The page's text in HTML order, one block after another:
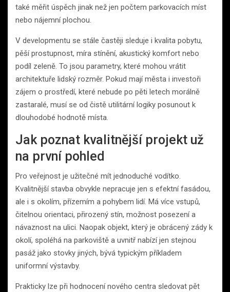
také měřit úspěch jinak než jen počtem parkovacích míst
nebo nájemní plochou.
V developmentu se stále častěji sleduje i kvalita pobytu,
pěší prostupnost, míra stínění, akustický komfort nebo
podíl zeleně. To jsou parametry, které mohou vrátit
architektuře lidský rozměr. Pokud mají města i investoři
zájem o prostředí, které nebude po pěti letech morálně
zastaralé, musí se od čistě utilitární logiky posunout k
dlouhodobé hodnotě místa.
Jak poznat kvalitnější projekt už
na první pohled
Pro veřejnost je užitečné mít jednoduché vodítko.
Kvalitnější stavba obvykle nepracuje jen s efektní fasádou,
ale i s okolím, přízemím a pohybem lidí. Má více vstupů,
čitelnou orientaci, přirozený stín, možnost posezení a
návaznost na ulici. Naopak objekt, který je obrácený zády k
okolí, spoléhá na parkoviště a uvnitř nabízí jen stejnou
pasáž jako stovky jiných, bývá typickým příkladem
uniformní výstavby.
Prakticky lze při hodnocení nového centra sledovat pět